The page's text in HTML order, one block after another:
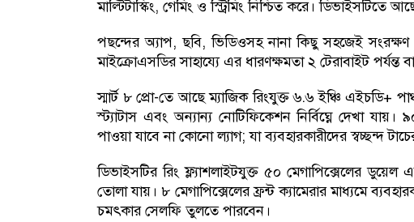
মাল্টিটাস্কিং, গেমিং ও স্ট্রিমিং নিশ্চিত করে। ডিভাইসটিতে
পছন্দের অ্যাপ, ছবি, ভিডিওসহ নানা কিছু সহজেই
মাইক্রোএসডির সাহায্যে এর ধারণক্ষমতা ২ টেরাবাইট পর্যন্ত
স্মার্ট ৮ প্রো-তে আছে ম্যাজিক রিংযুক্ত ৬.৬ ইঞ্চি এইচডি+
স্ট্যাটাস এবং অন্যান্য নোটিফিকেশন নির্বিঘ্নে দেখা যায়।
পাওয়া যাবে না কোনো ল্যাগ; যা ব্যবহারকারীদের স্বচ্ছন্দ
ডিভাইসটির রিং ফ্ল্যাশলাইটযুক্ত ৫০ মেগাপিক্সেলের
তোলা যায়। ৮ মেগাপিক্সেলের ফ্রন্ট ক্যামেরার মাধ্যমে
চমৎকার সেলফি তুলতে পারবেন।